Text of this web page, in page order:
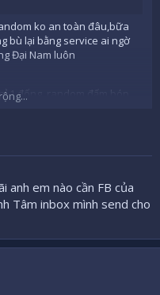
ko an toàn đâu,bữa
bù lại bằng service ai ngờ
Đại Nam luôn
1 đống, random đấm bóp
1,2 tiếng, kẹt thì nằm coi
anh em nào cần FB của
Tâm inbox mình send cho